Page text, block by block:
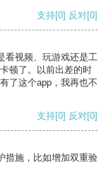
支持[0] 反对[0]
看视频、玩游戏还是工
顿了。以前出差的时
了这个app，我再也不
支持[0] 反对[0]
措施，比如增加双重验